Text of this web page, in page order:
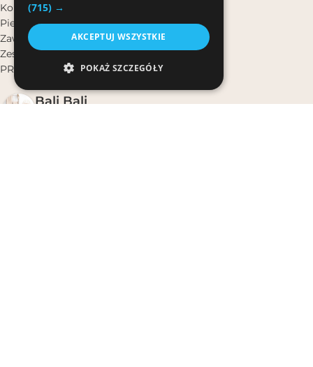
Kolczyki
Pierścionki
Zawieszki do Kluczy
Zestawy Biżuterii
PROMOCJE
Bali Bali
(715) →
AKCEPTUJ WSZYSTKIE
POKAŻ SZCZEGÓŁY